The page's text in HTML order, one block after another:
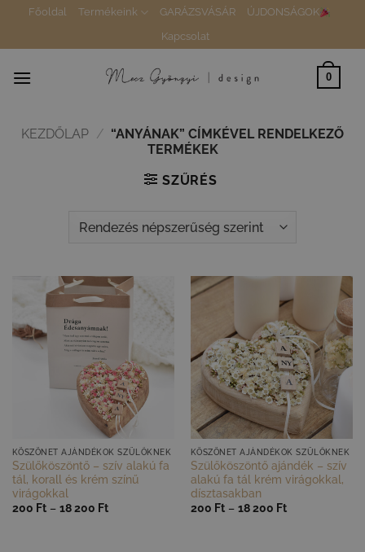
content
Főoldal Termékeink GARÁZSVÁSÁR
ÚJDONSÁGOK
Kapcsolat
0
KEZDŐLAP / “ANYÁNAK” CÍMKÉVEL RENDELKEZŐ
TERMÉKEK
SZŰRÉS
GYORS NÉZET
KÖSZÖNET AJÁNDÉKOK SZÜLŐKNEK
Szülőköszöntő – szív alakú fa
tál, korall és krém színű
virágokkal
200 Ft – 18 200 FtÁrtartomány:
GYORS NÉZET
KÖSZÖNET AJÁNDÉKOK SZÜLŐKNEK
Szülőköszöntő ajándék – szív
alakú fa tál krém virágokkal,
dísztasakban
200 Ft – 18 200 FtÁrtartomány: